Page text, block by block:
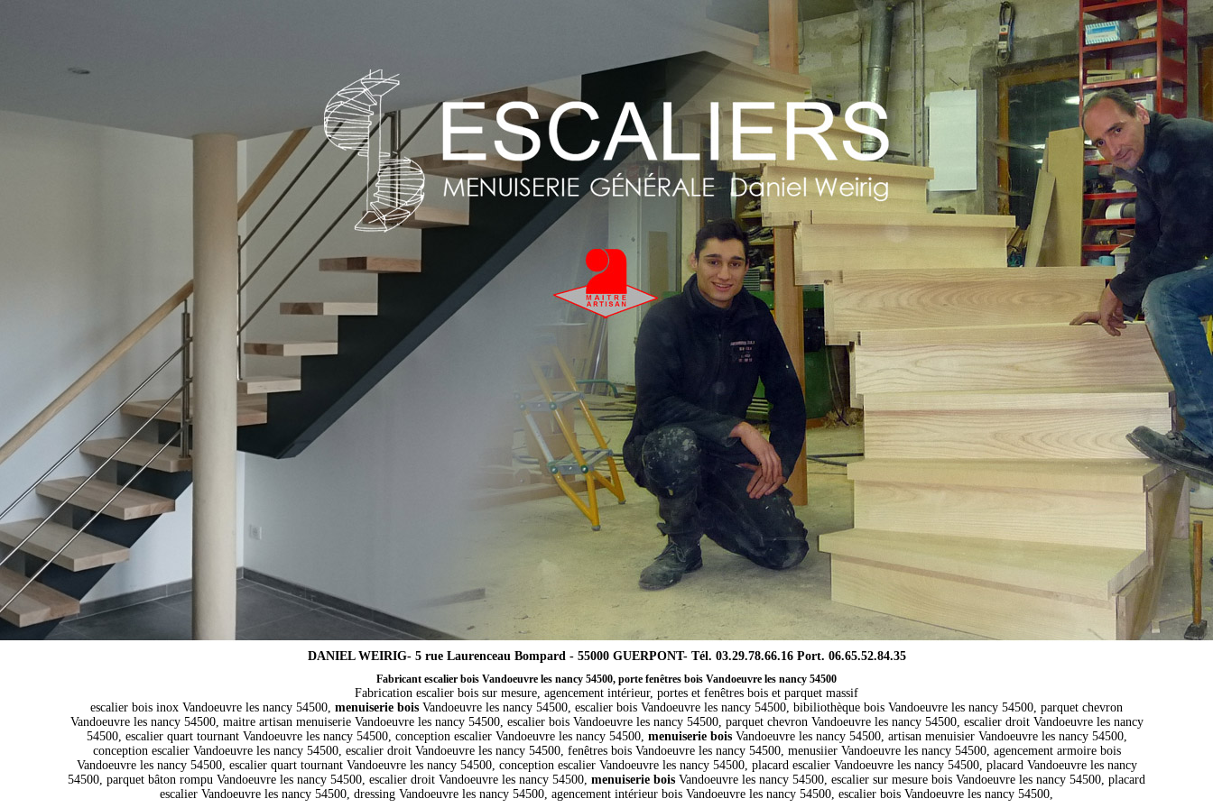
DANIEL WEIRIG- 5 rue Laurenceau Bompard - 55000 GUERPONT- Tél. 03.29.78.66.16 Port. 06.65.52.84.35
Fabricant escalier bois Vandoeuvre les nancy 54500, porte fenêtres bois Vandoeuvre les nancy 54500
Fabrication escalier bois sur mesure, agencement intérieur, portes et fenêtres bois et parquet massif
escalier bois inox Vandoeuvre les nancy 54500, menuiserie bois Vandoeuvre les nancy 54500, escalier bois Vandoeuvre les nancy 54500, bibiliothèque bois Vandoeuvre les nancy 54500, parquet chevron
Vandoeuvre les nancy 54500, maitre artisan menuiserie Vandoeuvre les nancy 54500, escalier bois Vandoeuvre les nancy 54500, parquet chevron Vandoeuvre les nancy 54500, escalier droit Vandoeuvre les nancy
54500, escalier quart tournant Vandoeuvre les nancy 54500, conception escalier Vandoeuvre les nancy 54500, menuiserie boisVandoeuvre les nancy 54500, artisan menuisier Vandoeuvre les nancy 54500,
conception escalier Vandoeuvre les nancy 54500, escalier droit Vandoeuvre les nancy 54500, fenêtres bois Vandoeuvre les nancy 54500, menusiier Vandoeuvre les nancy 54500, agencement armoire bois
Vandoeuvre les nancy 54500, escalier quart tournant Vandoeuvre les nancy 54500, conception escalier Vandoeuvre les nancy 54500, placard escalier Vandoeuvre les nancy 54500, placard Vandoeuvre les nancy
54500, parquet bâton rompu Vandoeuvre les nancy 54500, escalier droit Vandoeuvre les nancy 54500, menuiserie bois Vandoeuvre les nancy 54500, escalier sur mesure bois Vandoeuvre les nancy 54500, placard
escalier Vandoeuvre les nancy 54500, dressing Vandoeuvre les nancy 54500, agencement intérieur bois Vandoeuvre les nancy 54500, escalier bois Vandoeuvre les nancy 54500,